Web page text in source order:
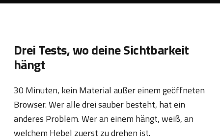
Drei Tests, wo deine Sichtbarkeit
hängt
30 Minuten, kein Material außer einem geöffneten
Browser. Wer alle drei sauber besteht, hat ein
anderes Problem. Wer an einem hängt, weiß, an
welchem Hebel zuerst zu drehen ist.